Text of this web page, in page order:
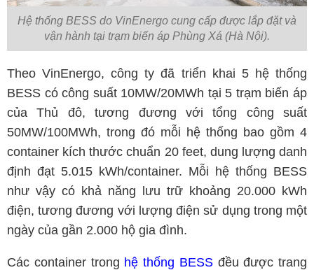
Hệ thống BESS do VinEnergo cung cấp được lắp đặt và
vận hành tại trạm biến áp Phùng Xá (Hà Nội).
Theo VinEnergo, công ty đã triển khai 5 hệ thống
BESS có công suất 10MW/20MWh tại 5 trạm biến áp
của Thủ đô, tương đương với tổng công suất
50MW/100MWh, trong đó mỗi hệ thống bao gồm 4
container kích thước chuẩn 20 feet, dung lượng danh
định đạt 5.015 kWh/container. Mỗi hệ thống BESS
như vậy có khả năng lưu trữ khoảng 20.000 kWh
điện, tương đương với lượng điện sử dụng trong một
ngày của gần 2.000 hộ gia đình.
Các container trong hệ thống BESSđều được trang